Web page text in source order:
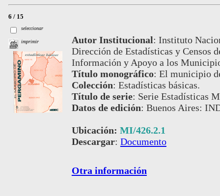
6 / 15
seleccionar
imprimir Autor Institucional: Instituto
Dirección de Estadísticas y Censos
Información y Apoyo a los
Título monográfico: El municipio
Colección: Estadísticas básicas.
Título de serie: Serie Estadísticas
Datos de edición: Buenos Aires:
Ubicación: MI/426.2.1
Descargar: Documento
Otra información